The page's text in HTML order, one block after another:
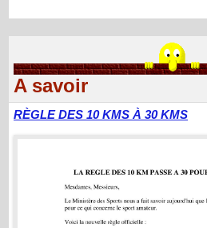
A savoir
RÈGLE DES 10 KMS À 30 KMS